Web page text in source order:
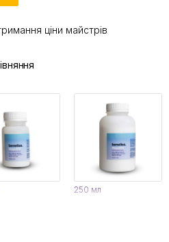
ціни майстрів
250 мл